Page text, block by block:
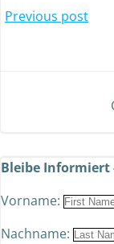
Previous post
Bleibe Informiert
Vorname:
Nachname: